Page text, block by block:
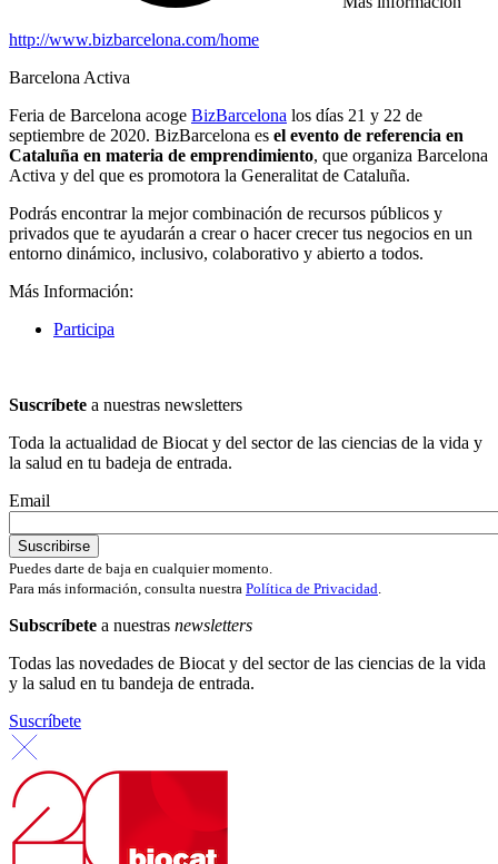
http://www.bizbarcelona.com/home
Barcelona Activa
Feria de Barcelona acoge BizBarcelona los días 21 y 22 de
septiembre de 2020. BizBarcelona es el evento de referencia en
Cataluña en materia de emprendimiento, que organiza Barcelona
Activa y del que es promotora la Generalitat de Cataluña.
Podrás encontrar la mejor combinación de recursos públicos y
privados que te ayudarán a crear o hacer crecer tus negocios en un
entorno dinámico, inclusivo, colaborativo y abierto a todos.
Más Información:
Participa
Suscríbete a nuestras newsletters
Toda la actualidad de Biocat y del sector de las ciencias de la vida y
la salud en tu badeja de entrada.
Email
Puedes darte de baja en cualquier momento.
Para más información, consulta nuestra Política de Privacidad.
Subscríbete a nuestras newsletters
Todas las novedades de Biocat y del sector de las ciencias de la vida
y la salud en tu bandeja de entrada.
Suscríbete